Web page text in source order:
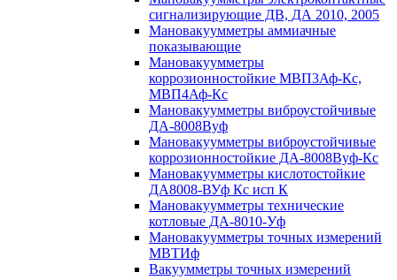
сигнализирующие ДВ, ДА 2010, 2005
Мановакуумметры аммиачные
показывающие
Мановакуумметры
коррозионностойкие МВП3Аф-Кс,
МВП4Аф-Кс
Мановакуумметры виброустойчивые
ДА-8008Вуф
Мановакуумметры виброустойчивые
коррозионностойкие ДА-8008Вуф-Кс
Мановакуумметры кислотостойкие
ДА8008-ВУф Кс исп К
Мановакуумметры технические
котловые ДА-8010-Уф
Мановакуумметры точных измерений
МВТИф
Вакуумметры точных измерений